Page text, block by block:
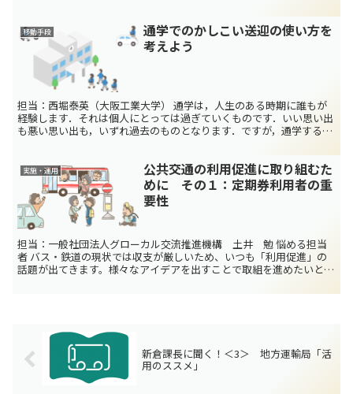
移動手段
通学でのかしこい送迎の使い方を
考えよう
担当：西堀泰英（大阪工業大学） 通学は，人生のある時期に誰もが
経験します．それは個人にとっては過ぎていくものです．いい思い出
も悪い思い出も，いずれ過去のものとなります．ですが，通学する人
実施・運用
公共交通の利用促進に取り組むた
めに その１：定期券利用者の重
要性
担当：一般社団法人グローカル交流推進機構 土井 勉 悩める担当
者 バス・鉄道の現状では収支が厳しいため、いつも「利用促進」の
話題が出てきます。様々なアイデアを出すことで取組を進めたいと思
新倉課長に聞く！＜3＞ 地方運輸局「活
用のススメ」